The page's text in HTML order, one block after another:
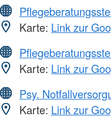
Karte: Link zur
Karte: Link zur
Psy.
Karte: Link zur